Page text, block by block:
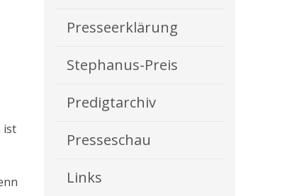
ist
Presseerklärung
Stephanus-Preis
Predigtarchiv
Presseschau
Links